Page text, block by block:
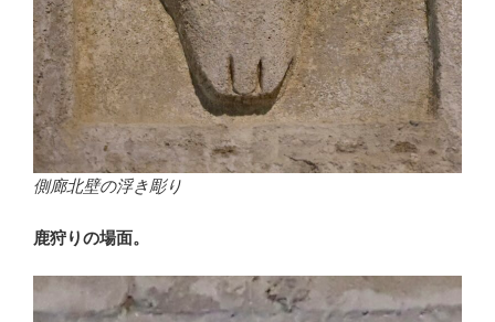
側廊北壁の浮き彫り
鹿狩りの場面。